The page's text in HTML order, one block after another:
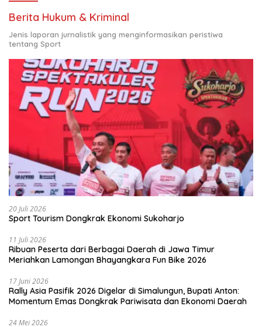
Berita Hukum & Kriminal
Jenis laporan jurnalistik yang menginformasikan peristiwa
tentang Sport
20 Juli 2026
Sport Tourism Dongkrak Ekonomi Sukoharjo
11 Juli 2026
Ribuan Peserta dari Berbagai Daerah di Jawa Timur
Meriahkan Lamongan Bhayangkara Fun Bike 2026
17 Juni 2026
Rally Asia Pasifik 2026 Digelar di Simalungun, Bupati Anton:
Momentum Emas Dongkrak Pariwisata dan Ekonomi Daerah
24 Mei 2026